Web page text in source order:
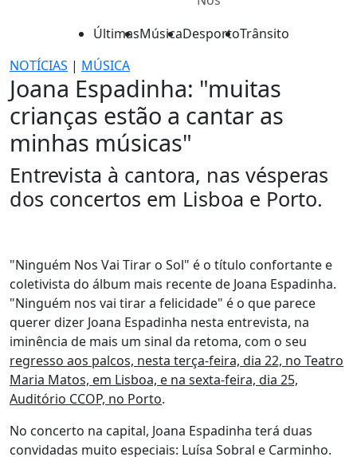
ÚltimasMúsicaDesportoTrânsito
NOTÍCIAS | MÚSICA
Joana Espadinha: "muitas
crianças estão a cantar as
minhas músicas"
Entrevista à cantora, nas vésperas
dos concertos em Lisboa e Porto.
"Ninguém Nos Vai Tirar o Sol" é o título confortante e
coletivista do álbum mais recente de Joana Espadinha.
"Ninguém nos vai tirar a felicidade" é o que parece
querer dizer Joana Espadinha nesta entrevista, na
iminência de mais um sinal da retoma, com o seu
regresso aos palcos, nesta terça-feira, dia 22, no Teatro
Maria Matos, em Lisboa, e na sexta-feira, dia 25,
Auditório CCOP, no Porto.
No concerto na capital, Joana Espadinha terá duas
convidadas muito especiais: Luísa Sobral e Carminho.